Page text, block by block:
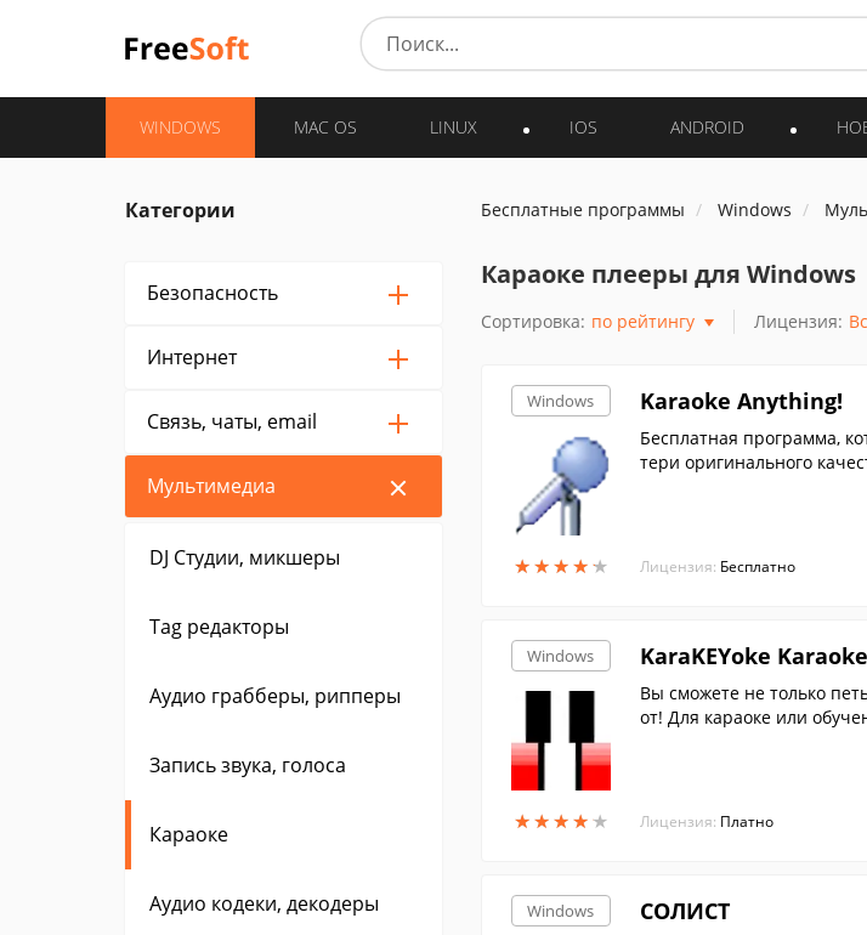
WINDOWS MAC OS LINUX IOS ANDROID
Категории
Безопасность
Интернет
Связь, чаты, email
Мультимедиа
DJ Студии, микшеры
Tag редакторы
Аудио грабберы, рипперы
Запись звука, голоса
Караоке
Аудио кодеки, декодеры
Бесплатные программы Windows
Караоке плееры для Windows
Сортировка: по рейтингу Лицензия:
Windows
★★★★★
★★★★★
Karaoke Anything!
Бесплатная программа,
тери оригинального
Лицензия: Бесплатно
Windows
★★★★★
★★★★★
KaraKEYoke Karaoke
Вы сможете не только
от! Для караоке или
Лицензия: Платно
Windows СОЛИСТ